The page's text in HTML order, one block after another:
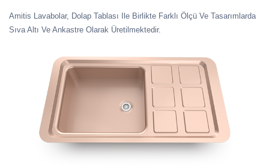
Amitis Lavabolar, Dolap Tablası Ile Birlikte Farklı Ölçü Ve Tasarımlarda
Sıva Altı Ve Ankastre Olarak Üretilmektedir.